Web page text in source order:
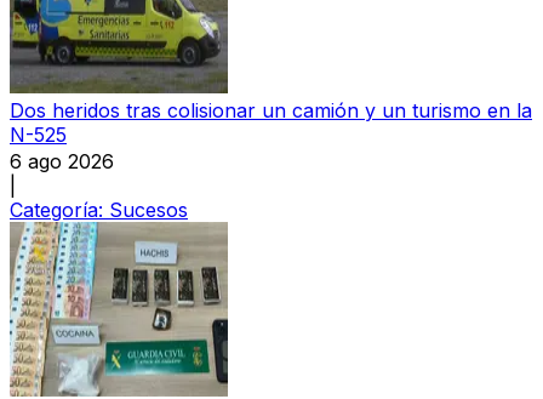
Dos heridos tras colisionar un camión y un turismo en la
N-525
6 ago 2026
Categoría: Sucesos